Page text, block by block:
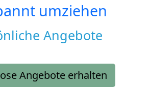
umziehen
Angebote
Angebote erhalten